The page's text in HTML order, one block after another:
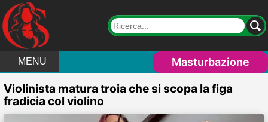
MENU Masturbazione
Violinista matura troia che si scopa la figa
fradicia col violino